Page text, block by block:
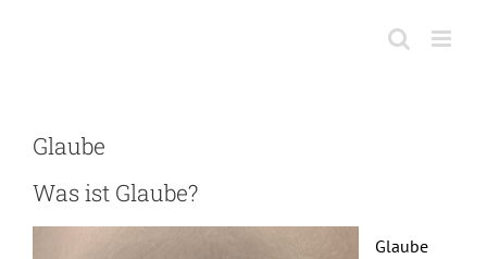
Glaube
Was ist Glaube?
Glaube